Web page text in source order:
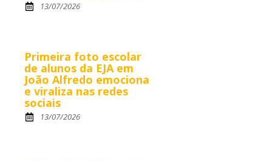
13/07/2026
Primeira foto escolar
de alunos da EJA em
João Alfredo emociona
e viraliza nas redes
sociais
13/07/2026